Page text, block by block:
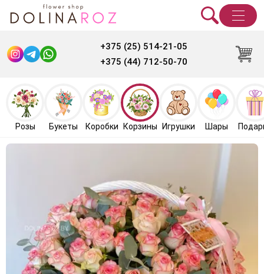
+375 (25) 514-21-05
+375 (44) 712-50-70
Розы Букеты Коробки Корзины Игрушки Шары